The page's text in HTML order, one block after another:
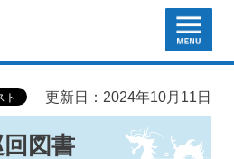
MENU
更新日：2024年10月11日
図書